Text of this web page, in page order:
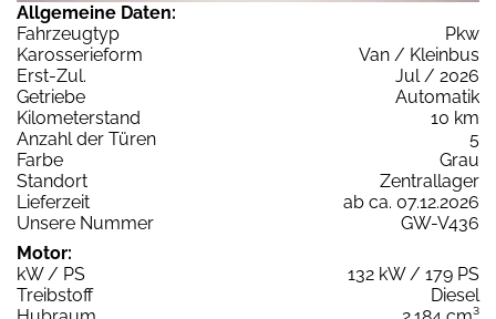
Allgemeine Daten:
Fahrzeugtyp
Pkw
Karosserieform
Van / Kleinbus
Erst-Zul.
Jul / 2026
Getriebe
Automatik
Kilometerstand
10 km
Anzahl der Türen
5
Farbe
Grau
Standort
Zentrallager
Lieferzeit
ab ca. 07.12.2026
Unsere Nummer
GW-V436
Motor:
kW / PS
132 kW / 179 PS
Treibstoff
Diesel